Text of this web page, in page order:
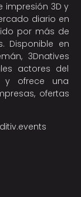
impresión 3D y
diario en
por más de
Disponible en
3Dnatives
actores del
y ofrece una
ofertas